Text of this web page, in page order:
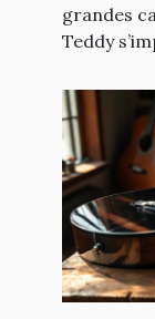
grandes
Teddy